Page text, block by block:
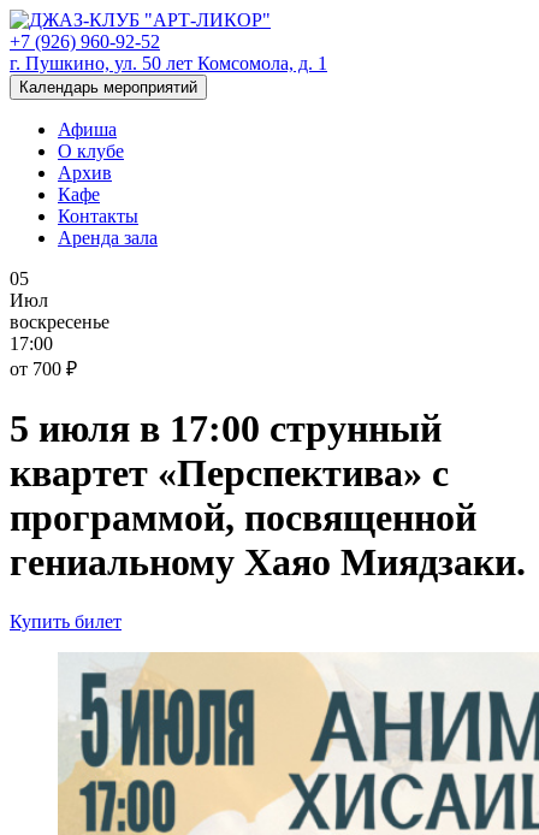
+7 (926) 960-92-52
г. Пушкино, ул. 50 лет Комсомола, д. 1
Календарь мероприятий
Афиша
О клубе
Архив
Кафе
Контакты
Аренда зала
05
Июл
воскресенье
17:00
от 700 ₽
5 июля в 17:00 струнный
квартет «Перспектива» с
программой, посвященной
гениальному Хаяо Миядзаки.
Купить билет